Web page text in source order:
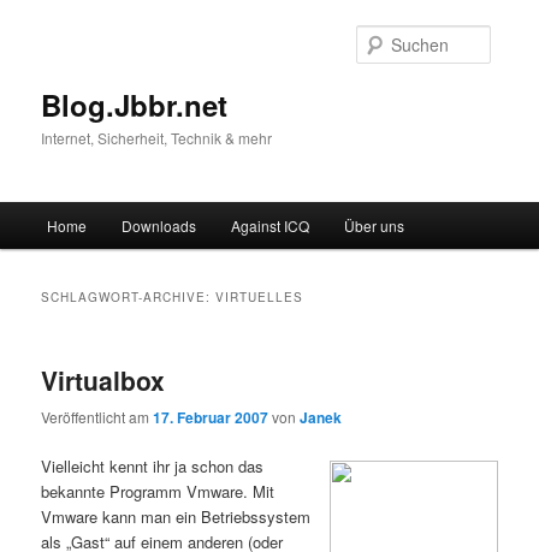
Blog.Jbbr.net
Internet, Sicherheit, Technik & mehr
Zum
Zum
wechseln
Home Downloads Against ICQ Über uns
SCHLAGWORT-ARCHIVE:VIRTUELLES
Virtualbox
Veröffentlicht am17. Februar 2007vonJanek
Vielleicht kennt ihr ja schon das
bekannte Programm Vmware. Mit
Vmware kann man ein Betriebssystem
als „Gast“ auf einem anderen (oder